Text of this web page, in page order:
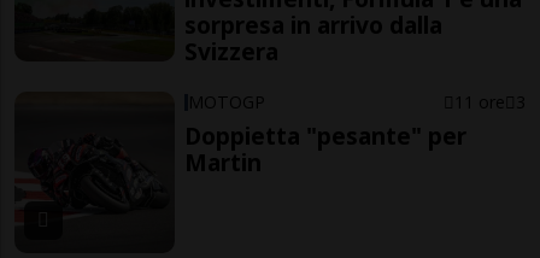
sorpresa in arrivo dalla
Svizzera
MOTOGP 11 ore 3
Doppietta "pesante" per
Martin